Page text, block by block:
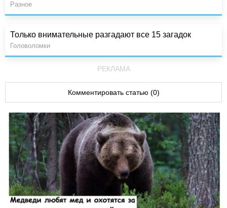
Разное
Только внимательные разгадают все 15 загадок
Головоломки
РЕКЛАМА
Комментировать статью (0)